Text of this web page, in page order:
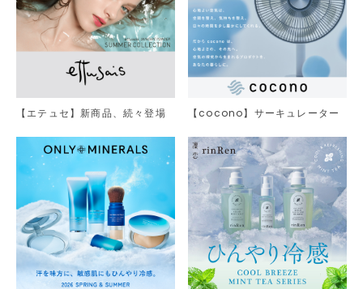
【エテュセ】新商品、続々登場 【cocono】サーキュレーター